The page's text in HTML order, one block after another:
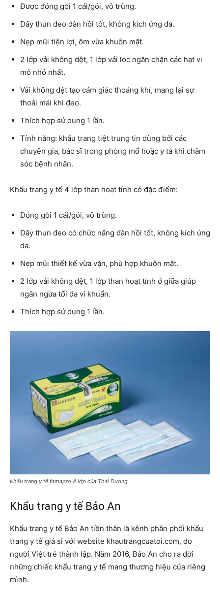
Được đóng gói 1 cái/gói, vô trùng.
Dây thun đeo đàn hồi tốt, không kích ứng da.
Nẹp mũi tiện lợi, ôm vừa khuôn mặt.
2 lớp vải không dệt, 1 lớp vải lọc ngăn chặn các hạt vi
mô nhỏ nhất.
Vải không dệt tạo cảm giác thoáng khí, mang lại sự
thoải mái khi đeo.
Thích hợp sử dụng 1 lần.
Tính năng: khẩu trang tiệt trung tin dùng bởi các
chuyên gia, bác sĩ trong phòng mổ hoặc y tá khi chăm
sóc bệnh nhân.
Khẩu trang y tế 4 lớp than hoạt tính có đặc điểm:
Đóng gói 1 cái/gói, vô trùng.
Dây thun đeo có chức năng đàn hồi tốt, không kích ứng
da.
Nẹp mũi thiết kế vừa vặn, phù hợp khuôn mặt.
2 lớp vải không dệt, 1 lớp than hoạt tính ở giữa giúp
ngăn ngừa tối đa vi khuẩn.
Thích hợp sử dụng 1 lần.
Khẩu trang y tế famapro 4 lớp của Thái Dương
Khẩu trang y tế Bảo An
Khẩu trang y tế Bảo An tiền thân là kênh phân phối khẩu
trang y tế giá sỉ với website khautrangcuatoi.com, do
người Việt trẻ thành lập. Năm 2016, Bảo An cho ra đời
những chiếc khẩu trang y tế mang thương hiệu của riêng
mình.